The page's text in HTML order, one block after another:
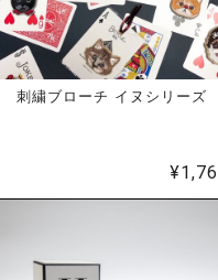
刺繍ブローチ イヌシリーズ
¥